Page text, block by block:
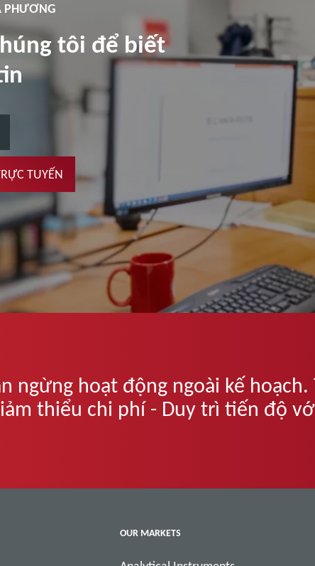
PHƯƠNG
tôi để biết
TUYẾN
ngừng hoạt động ngoài kế hoạch.
thiểu chi phí - Duy trì tiến độ
OUR MARKETS